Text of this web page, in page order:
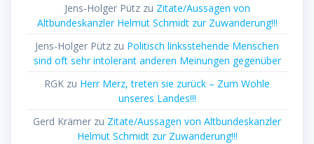
Jens-Holger Pützzu Zitate/Aussagen von
Altbundeskanzler Helmut Schmidt zur Zuwanderung!!!
Jens-Holger Pütz zu Politisch linksstehende Menschen
sind oft sehr intolerant anderen Meinungen gegenüber
RGK zu Herr Merz, treten sie zurück – Zum Wohle
unseres Landes!!!
Gerd Krämer zu Zitate/Aussagen von Altbundeskanzler
Helmut Schmidt zur Zuwanderung!!!